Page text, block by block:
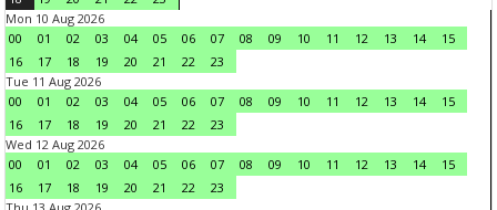
Mon 10 Aug 2026
00
01 02 03 04 05 06 07 08 09 10 11 12 13 14
15
16
17 18 19 20 21 22
23
Tue 11 Aug 2026
00
01 02 03 04 05 06 07 08 09 10 11 12 13 14
15
16
17 18 19 20 21 22
23
Wed 12 Aug 2026
00
01 02 03 04 05 06 07 08 09 10 11 12 13 14
15
16
17 18 19 20 21 22
23